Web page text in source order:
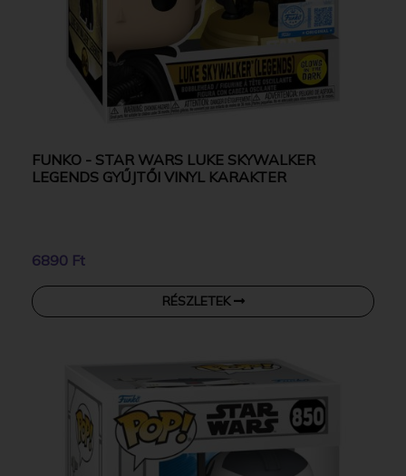
FUNKO - STAR WARS LUKE SKYWALKER
LEGENDS GYŰJTŐI VINYL KARAKTER
6890 Ft
RÉSZLETEK